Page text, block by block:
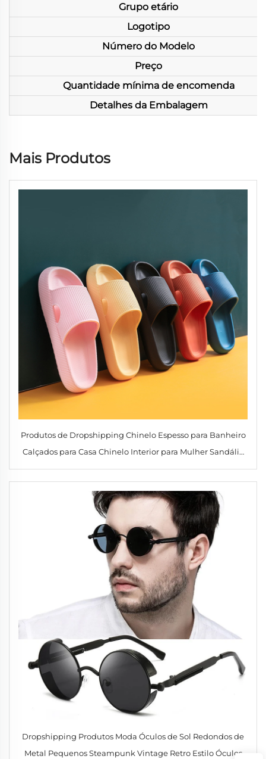
Grupo etário
Logotipo
Número do Modelo
Preço
Quantidade mínima de encomenda
Detalhes da Embalagem
Mais Produtos
Produtos de Dropshipping Chinelo Espesso para Banheiro
Calçados para Casa Chinelo Interior para Mulher Sandália
Verão Antiderrapante Chinelo de Dedo com Solado Macio
Moda Chinelo para Homem
Dropshipping Produtos Moda Óculos de Sol Redondos de
Metal Pequenos Steampunk Vintage Retro Estilo Óculos